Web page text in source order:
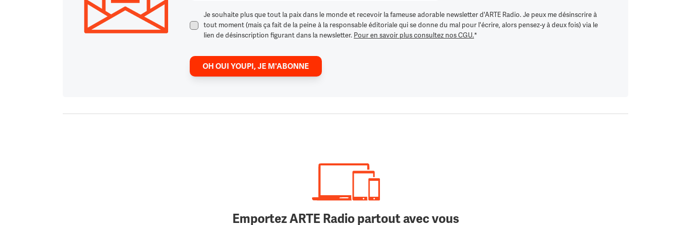
Je souhaite plus que tout la paix dans le monde et recevoir la fameuse adorable newsletter d'ARTE Radio. Je peux me désinscrire à
tout moment (mais ça fait de la peine à la responsable éditoriale qui se donne du mal pour l'écrire, alors pensez-y à deux fois) via le
lien de désinscription figurant dans la newsletter. Pour en savoir plus consultez nos CGU.*
OH OUI YOUPI, JE M'ABONNE
Emportez ARTE Radio partout avec vous